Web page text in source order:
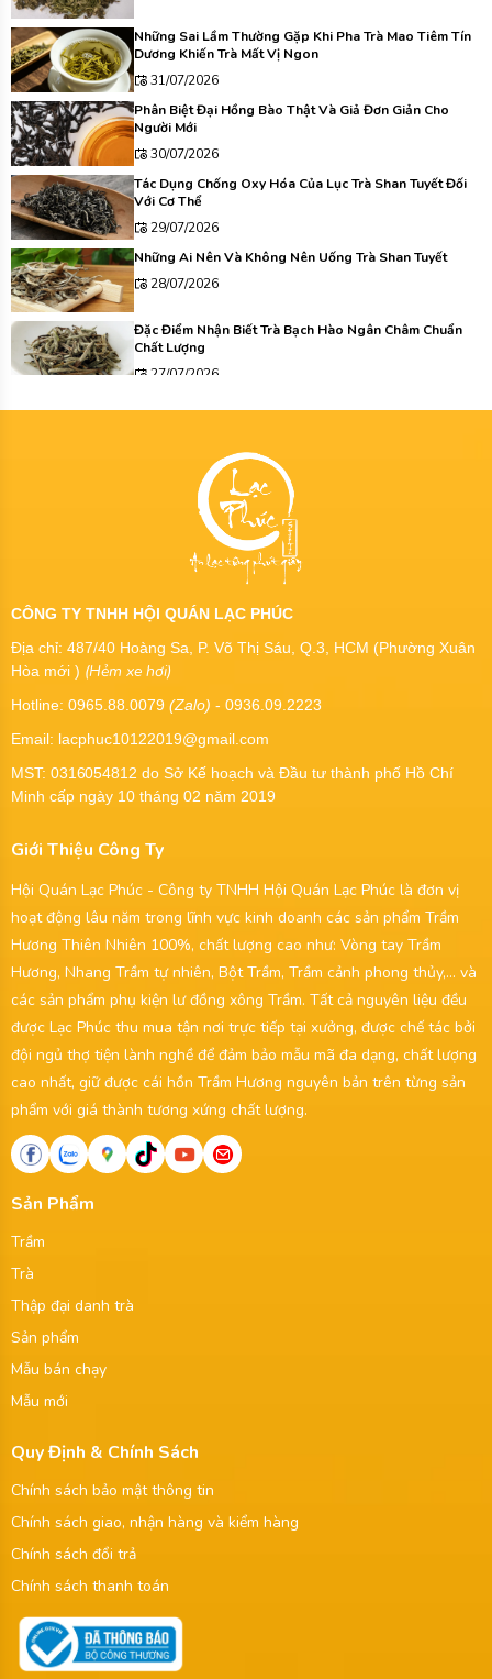
Những Sai Lầm Thường Gặp Khi Pha Trà Mao Tiêm Tín
Dương Khiến Trà Mất Vị Ngon
31/07/2026
Phân Biệt Đại Hồng Bào Thật Và Giả Đơn Giản Cho
Người Mới
30/07/2026
Tác Dụng Chống Oxy Hóa Của Lục Trà Shan Tuyết Đối
Với Cơ Thể
29/07/2026
Những Ai Nên Và Không Nên Uống Trà Shan Tuyết
28/07/2026
Đặc Điểm Nhận Biết Trà Bạch Hào Ngân Châm Chuẩn
Chất Lượng
27/07/2026
CÔNG TY TNHH HỘI QUÁN LẠC PHÚC
Địa chỉ: 487/40 Hoàng Sa, P. Võ Thị Sáu, Q.3, HCM (Phường Xuân
Hòa mới ) (Hẻm xe hơi)
Hotline: 0965.88.0079 (Zalo) - 0936.09.2223
Email: lacphuc10122019@gmail.com
MST: 0316054812 do Sở Kế hoạch và Đầu tư thành phố Hồ Chí
Minh cấp ngày 10 tháng 02 năm 2019
Giới Thiệu Công Ty
Hội Quán Lạc Phúc - Công ty TNHH Hội Quán Lạc Phúc là đơn vị
hoạt động lâu năm trong lĩnh vực kinh doanh các sản phẩm Trầm
Hương Thiên Nhiên 100%, chất lượng cao như: Vòng tay Trầm
Hương, Nhang Trầm tự nhiên, Bột Trầm, Trầm cảnh phong thủy,... và
các sản phẩm phụ kiện lư đồng xông Trầm. Tất cả nguyên liệu đều
được Lạc Phúc thu mua tận nơi trực tiếp tại xưởng, được chế tác bởi
đội ngủ thợ tiện lành nghề để đảm bảo mẫu mã đa dạng, chất lượng
cao nhất, giữ được cái hồn Trầm Hương nguyên bản trên từng sản
phẩm với giá thành tương xứng chất lượng.
Sản Phẩm
Trầm
Trà
Thập đại danh trà
Sản phẩm
Mẫu bán chạy
Mẫu mới
Quy Định & Chính Sách
Chính sách bảo mật thông tin
Chính sách giao, nhận hàng và kiểm hàng
Chính sách đổi trả
Chính sách thanh toán